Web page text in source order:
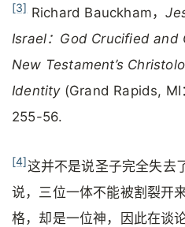
[3]Richard Bauckham，
Israel：God Crucified
New Testament’s
Identity (Grand Rapids,
255-56.
[4]这并不是说圣子完全失去
说，三位一体不能被割裂开
格，却是一位神，因此在谈